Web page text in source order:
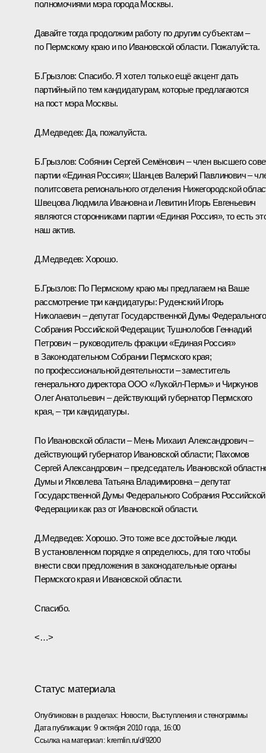
полномочиями мэра города Москвы.
Давайте тогда продолжим работу по другим субъектам –
по Пермскому краю и по Ивановской области. Пожалуйста.
Б.Грызлов: Спасибо. Я хотел только ещё акцент дать
партийный по тем кандидатурам, которые предлагаются
на пост мэра Москвы.
Д.Медведев: Да, пожалуйста.
Б.Грызлов: Собянин Сергей Семёнович – член высшего
партии «Единая Россия»; Шанцев Валерий Павлинович –
политсовета регионального отделения Нижегородской
Швецова Людмила Ивановна и Левитин Игорь Евгеньевич
являются сторонниками партии «Единая Россия», то есть
наш актив.
Д.Медведев: Хорошо.
Б.Грызлов: По Пермскому краю мы предлагаем на Ваше
рассмотрение три кандидатуры: Руденский Игорь
Николаевич – депутат Государственной Думы Федерального
Собрания Российской Федерации; Тушнолобов Геннадий
Петрович – руководитель фракции «Единая Россия»
в Законодательном Собрании Пермского края;
по профессиональной деятельности – заместитель
генерального директора ООО «Лукойл-Пермь» и Чиркунов
Олег Анатольевич – действующий губернатор Пермского
края, – три кандидатуры.
По Ивановской области – Мень Михаил Александрович –
действующий губернатор Ивановской области; Пахомов
Сергей Александрович – председатель Ивановской
Думы и Яковлева Татьяна Владимировна – депутат
Государственной Думы Федерального Собрания Российской
Федерации как раз от Ивановской области.
Д.Медведев: Хорошо. Это тоже все достойные люди.
В установленном порядке я определюсь, для того чтобы
внести свои предложения в законодательные органы
Пермского края и Ивановской области.
Спасибо.
<…>
Статус материала
Опубликован в разделах: Новости, Выступления и стенограммы
Дата публикации:9 октября 2010 года, 16:00
Ссылка на материал: kremlin.ru/d/9200